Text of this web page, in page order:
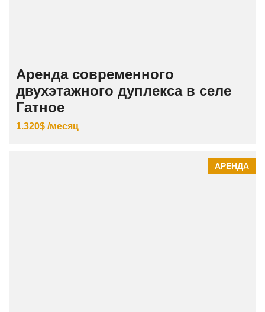
Аренда современного
двухэтажного дуплекса в селе
Гатное
1.320$ /месяц
АРЕНДА